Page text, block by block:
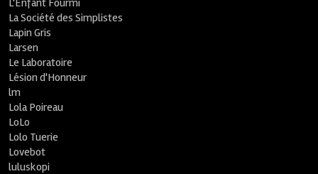
L'Enfant Fourmi
La Société des Simplistes
Lapin Gris
Larsen
Le Laboratoire
Lésion d'Honneur
lm
Lola Poireau
LoLo
Lolo Tuerie
Lovebot
luluskopi